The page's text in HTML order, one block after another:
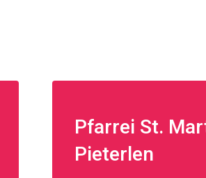
Pfarrei St.
Pieterlen